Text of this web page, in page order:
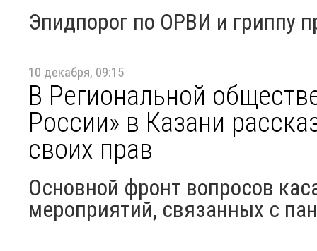
Эпидпорог по ОРВИ и гриппу
10 декабря, 09:15
В Региональной
России» в Казани
своих прав
Основной фронт вопросов
мероприятий, связанных с